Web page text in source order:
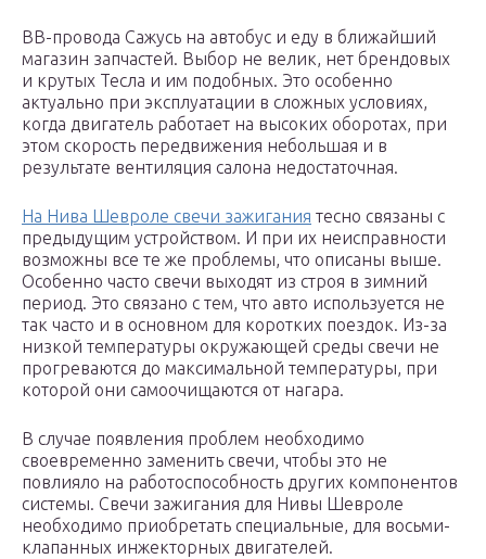
ВВ-провода Сажусь на автобус и еду в ближайший
магазин запчастей. Выбор не велик, нет брендовых
и крутых Тесла и им подобных. Это особенно
актуально при эксплуатации в сложных условиях,
когда двигатель работает на высоких оборотах, при
этом скорость передвижения небольшая и в
результате вентиляция салона недостаточная.
На Нива Шевроле свечи зажигания тесно связаны с
предыдущим устройством. И при их неисправности
возможны все те же проблемы, что описаны выше.
Особенно часто свечи выходят из строя в зимний
период. Это связано с тем, что авто используется не
так часто и в основном для коротких поездок. Из-за
низкой температуры окружающей среды свечи не
прогреваются до максимальной температуры, при
которой они самоочищаются от нагара.
В случае появления проблем необходимо
своевременно заменить свечи, чтобы это не
повлияло на работоспособность других компонентов
системы. Свечи зажигания для Нивы Шевроле
необходимо приобретать специальные, для восьми-
клапанных инжекторных двигателей.